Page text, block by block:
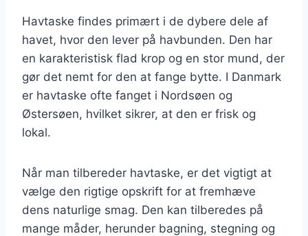
Havtaske findes primært i de dybere dele af
havet, hvor den lever på havbunden. Den har
en karakteristisk flad krop og en stor mund, der
gør det nemt for den at fange bytte. I Danmark
er havtaske ofte fanget i Nordsøen og
Østersøen, hvilket sikrer, at den er frisk og
lokal.
Når man tilbereder havtaske, er det vigtigt at
vælge den rigtige opskrift for at fremhæve
dens naturlige smag. Den kan tilberedes på
mange måder, herunder bagning, stegning og